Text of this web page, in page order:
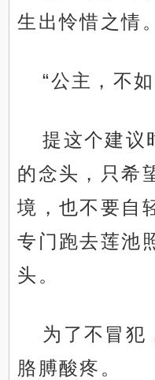
生出怜惜之情。
“公主，不
提这个建议
的念头，只希
境，也不要自
专门跑去莲池
头。
为了不冒犯
胳膊酸疼。